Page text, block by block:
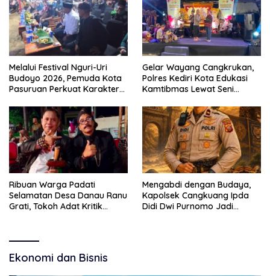
Melalui Festival Nguri-Uri
Budoyo 2026, Pemuda Kota
Pasuruan Perkuat Karakter
Narkoba
Gelar Wayang Cangkrukan,
Polres Kediri Kota Edukasi
Kamtibmas Lewat Seni
Ribuan Warga Padati
Selamatan Desa Danau Ranu
Grati, Tokoh Adat Kritik
Mengabdi dengan Budaya,
Kapolsek Cangkuang Ipda
Didi Dwi Purnomo Jadi
Ekonomi dan Bisnis